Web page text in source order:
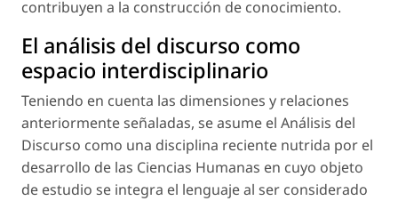
contribuyen a la construcción de conocimiento.
El análisis del discurso como
espacio interdisciplinario
Teniendo en cuenta las dimensiones y relaciones
anteriormente señaladas, se asume el Análisis del
Discurso como una disciplina reciente nutrida por el
desarrollo de las Ciencias Humanas en cuyo objeto
de estudio se integra el lenguaje al ser considerado